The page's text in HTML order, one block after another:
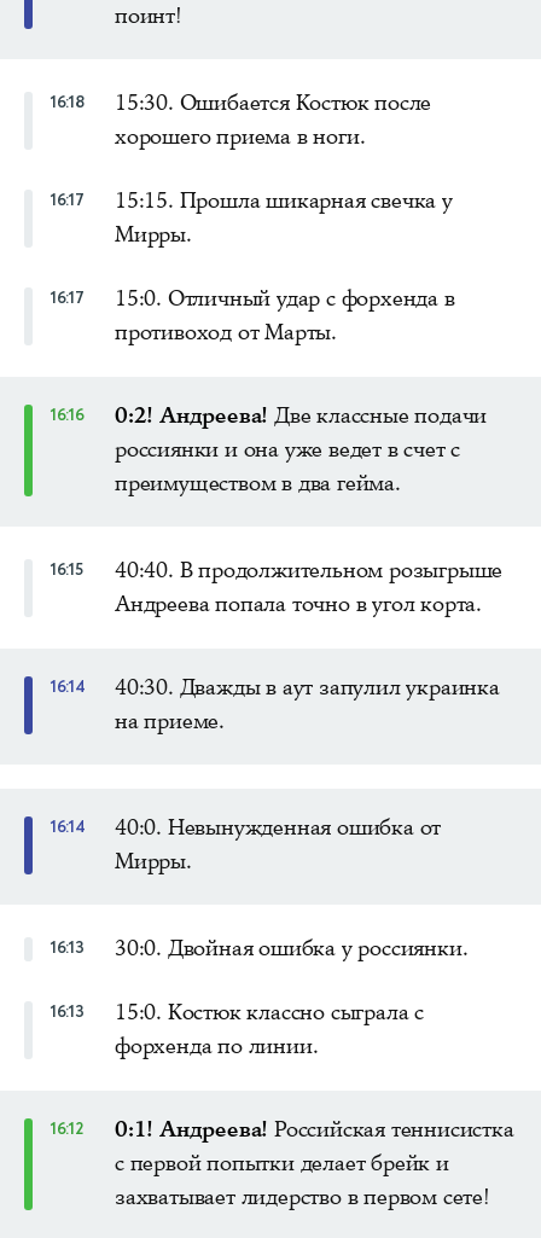
поинт!
16:18
15:30. Ошибается Костюк после
хорошего приема в ноги.
16:17
15:15. Прошла шикарная свечка у
Мирры.
16:17
15:0. Отличный удар с форхенда в
противоход от Марты.
16:16 0:2! Андреева! Две классные подачи
россиянки и она уже ведет в счет с
преимуществом в два гейма.
16:15
40:40. В продолжительном розыгрыше
Андреева попала точно в угол корта.
16:14
40:30. Дважды в аут запулил украинка
на приеме.
16:14
40:0. Невынужденная ошибка от
Мирры.
16:13 30:0. Двойная ошибка у россиянки.
16:13
15:0. Костюк классно сыграла с
форхенда по линии.
16:12 0:1! Андреева! Российская теннисистка
с первой попытки делает брейк и
захватывает лидерство в первом сете!